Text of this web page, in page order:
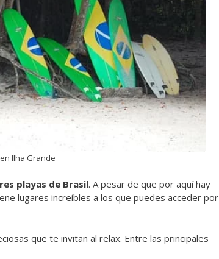
Ilha Grande
playas de Brasil. A pesar de que por aquí hay
lugares increíbles a los que puedes acceder por
que te invitan al relax. Entre las principales